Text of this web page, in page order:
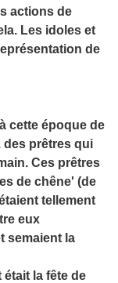
actions de
Les idoles et
de
cette époque de
des prêtres qui
Ces prêtres
de chêne' (de
tellement
eux
semaient la
la fête de